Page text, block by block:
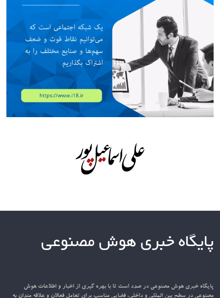
پایگاه خبری هوش مصنوعی
پایگاه خبری هوش مصنوعی در صدد است تا با بهره گیری از اخبار و اطلاعات هوش
مصنوعی در سطح بین المللی و داخلی، فضایی مناسب برای تعامل فعالان و علاقه مندان به